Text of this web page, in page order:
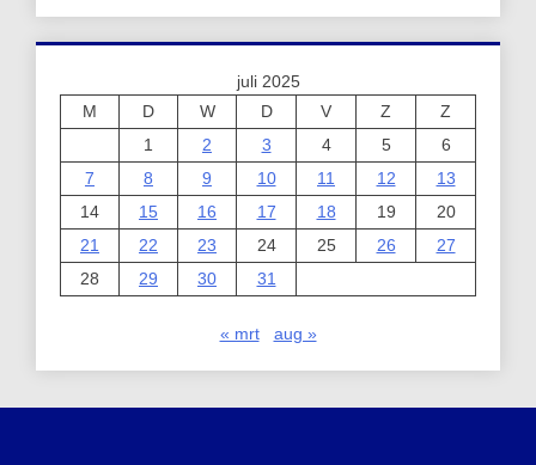
juli 2025
M
D W D V Z
Z
1
2 3 4 5
6
7
8 9 10 11 12
13
14
15 16 17 18 19
20
21
22 23 24 25 26
27
28
29 30 31
« mrt aug »